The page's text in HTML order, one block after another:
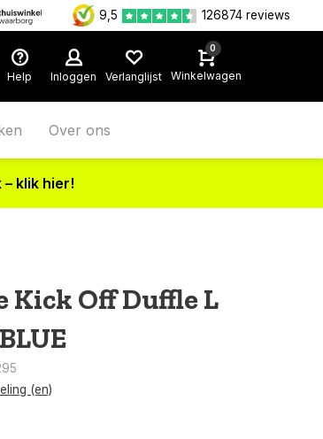
9,5 126874 reviews
Help Inloggen Verlanglijst
0
Winkelwagen
Over ons
klik hier!
Off Duffle L
(en)